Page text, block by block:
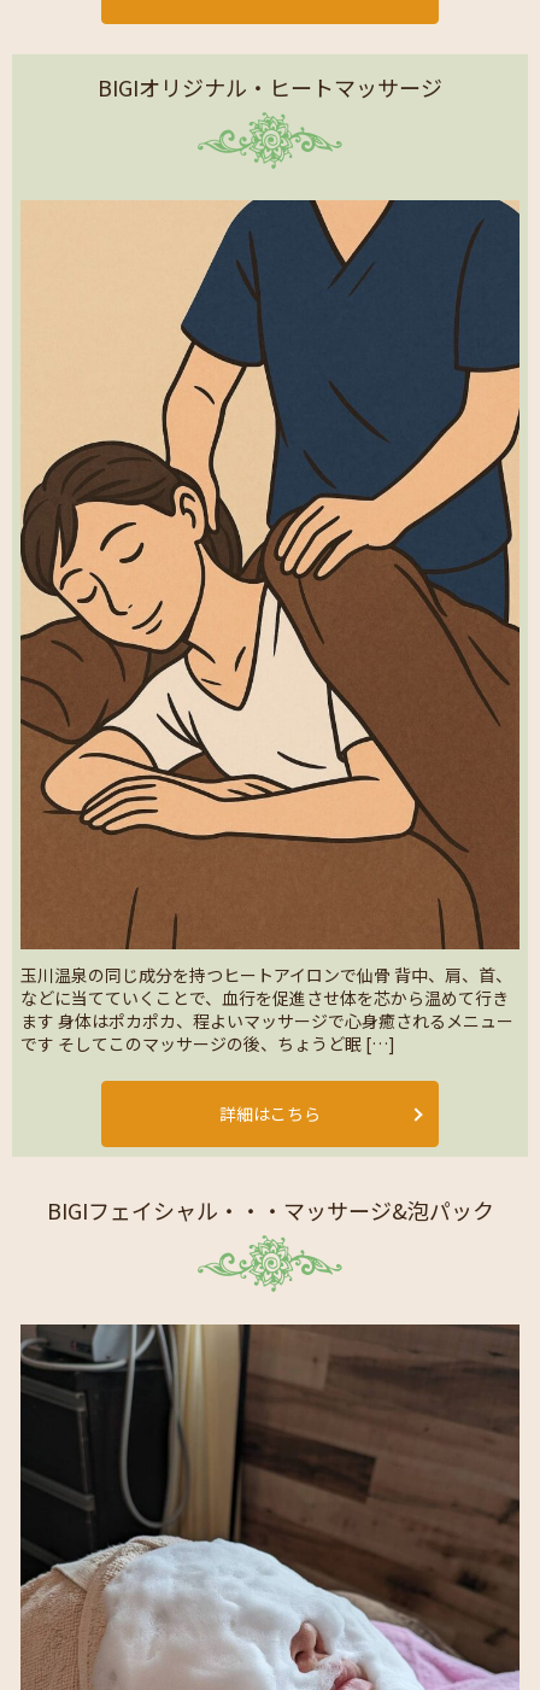
BIGIオリジナル・ヒートマッサージ
玉川温泉の同じ成分を持つヒートアイロンで仙骨 背中、肩、首、
などに当てていくことで、血行を促進させ体を芯から温めて行き
ます 身体はポカポカ、程よいマッサージで心身癒されるメニュー
です そしてこのマッサージの後、ちょうど眠 […]
詳細はこちら
BIGIフェイシャル・・・マッサージ&泡パック